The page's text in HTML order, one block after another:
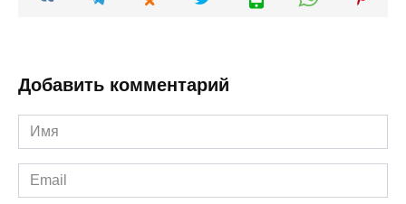
Добавить комментарий
Имя
*
Email
*